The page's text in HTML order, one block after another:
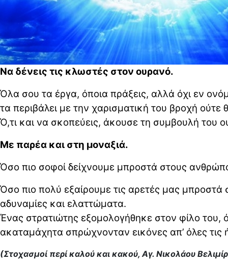
Να δένεις τις κλωστές στον ουρανό.
Όλα σου τα έργα, όποια πράξεις, αλλά όχι εν
τα περιβάλει με την χαρισματική του βροχή
Ό,τι και να σκοπεύεις, άκουσε τη συμβουλή του
Με παρέα και στη μοναξιά.
Όσο πιο σοφοί δείχνουμε μπροστά στους
Όσο πιο πολύ εξαίρουμε τις αρετές μας μπροστά
αδυναμίες και ελαττώματα.
Ένας στρατιώτης εξομολογήθηκε στον φίλο του,
ακαταμάχητα σπρώχνονταν εικόνες απ’ όλες τις
(Στοχασμοί περί καλού και κακού, Αγ. Νικολάου